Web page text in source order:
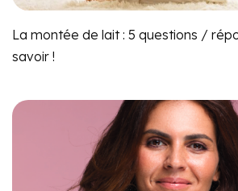
La montée de lait : 5 questions /
savoir !